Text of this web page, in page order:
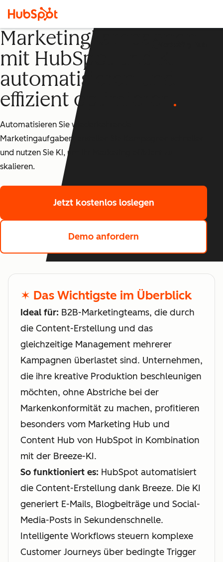
Marketingkampagnen
mit HubSpot und KI
automatisieren und
effizient optimieren
Automatisieren Sie wiederkehrende
Marketingaufgaben, erstellen Sie Kampagnen schneller
und nutzen Sie KI, um Ihr Marketing effizient zu
skalieren.
Jetzt kostenlos loslegen
Demo anfordern
✶ Das Wichtigste im Überblick
Ideal für: B2B-Marketingteams, die durch
die Content-Erstellung und das
gleichzeitige Management mehrerer
Kampagnen überlastet sind. Unternehmen,
die ihre kreative Produktion beschleunigen
möchten, ohne Abstriche bei der
Markenkonformität zu machen, profitieren
besonders vom Marketing Hub und
Content Hub von HubSpot in Kombination
mit der Breeze-KI.
So funktioniert es: HubSpot automatisiert
die Content-Erstellung dank Breeze. Die KI
generiert E-Mails, Blogbeiträge und Social-
Media-Posts in Sekundenschnelle.
Intelligente Workflows steuern komplexe
Customer Journeys über bedingte Trigger